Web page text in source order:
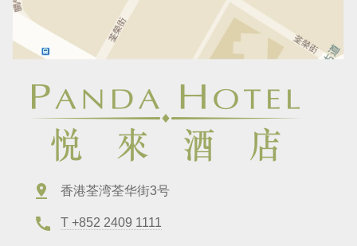
香港荃湾荃华街3号
T +852 2409 1111